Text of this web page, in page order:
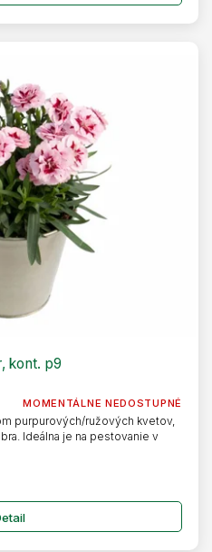
kont. p9
MOMENTÁLNE NEDOSTUPNÉ
purpurových/ružových kvetov,
Ideálna je na pestovanie v